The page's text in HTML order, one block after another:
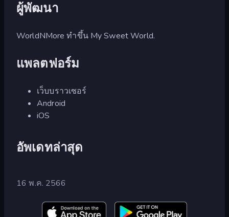
ผู้พัฒนา
WorldNMore ทำขึ้น My Sweet World.
แพลตฟอร์ม
เว็บบราวเซอร์
Android
iOS
อัพเดทล่าสุด
16 พ.ค. 2566